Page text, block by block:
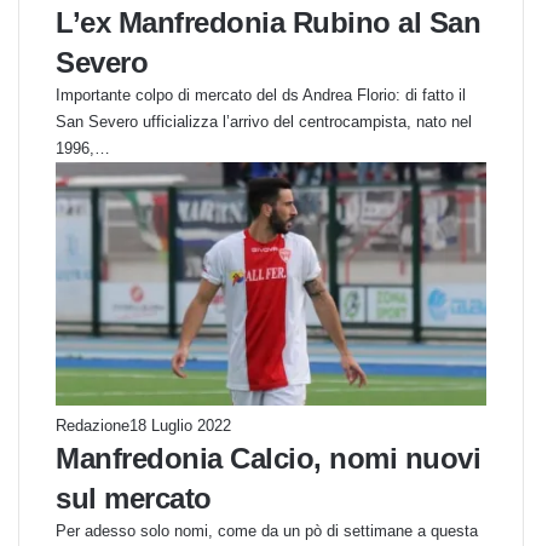
L’ex Manfredonia Rubino al San
Severo
Importante colpo di mercato del ds Andrea Florio: di fatto il
San Severo ufficializza l’arrivo del centrocampista, nato nel
1996,…
Redazione18 Luglio 2022
Manfredonia Calcio, nomi nuovi
sul mercato
Per adesso solo nomi, come da un pò di settimane a questa